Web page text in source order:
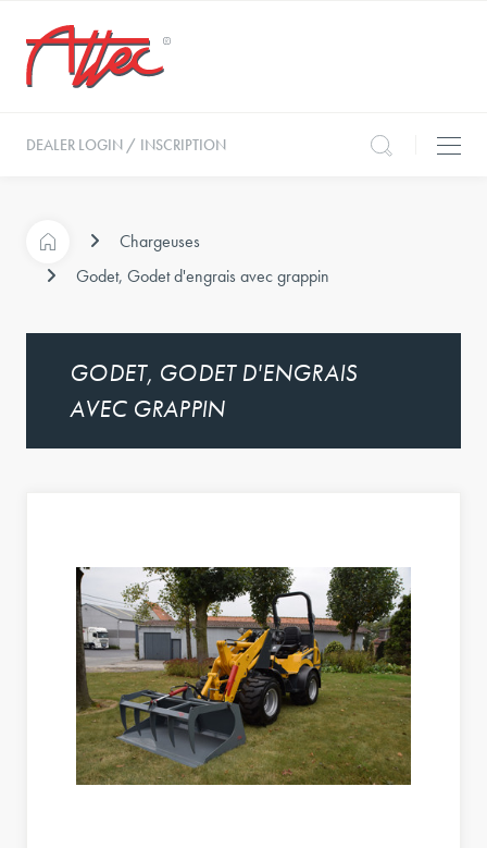
DEALER LOGIN / INSCRIPTION
Chargeuses
Godet, Godet d'engrais avec grappin
GODET, GODET D'ENGRAIS
AVEC GRAPPIN